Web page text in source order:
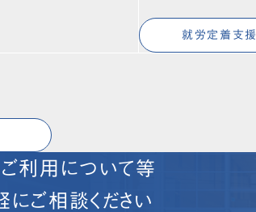
就労定着支援
ご利用について等
にご相談ください